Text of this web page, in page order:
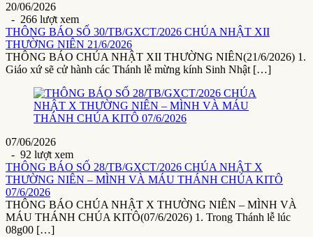
20/06/2026
- 266 lượt xem
THÔNG BÁO SỐ 30/TB/GXCT/2026 CHÚA NHẬT XII
THƯỜNG NIÊN 21/6/2026
THÔNG BÁO CHÚA NHẬT XII THƯỜNG NIÊN(21/6/2026) 1.
Giáo xứ sẽ cử hành các Thánh lễ mừng kính Sinh Nhật […]
07/06/2026
- 92 lượt xem
THÔNG BÁO SỐ 28/TB/GXCT/2026 CHÚA NHẬT X
THƯỜNG NIÊN – MÌNH VÀ MÁU THÁNH CHÚA KITÔ
07/6/2026
THÔNG BÁO CHÚA NHẬT X THƯỜNG NIÊN – MÌNH VÀ
MÁU THÁNH CHÚA KITÔ(07/6/2026) 1. Trong Thánh lễ lúc
08g00 […]